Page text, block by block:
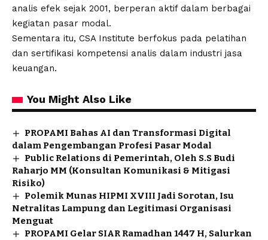
analis efek sejak 2001, berperan aktif dalam berbagai
kegiatan pasar modal.
Sementara itu, CSA Institute berfokus pada pelatihan
dan sertifikasi kompetensi analis dalam industri jasa
keuangan.
You Might Also Like
PROPAMI Bahas AI dan Transformasi Digital
dalam Pengembangan Profesi Pasar Modal
Public Relations di Pemerintah, Oleh S.S Budi
Raharjo MM (Konsultan Komunikasi & Mitigasi
Risiko)
Polemik Munas HIPMI XVIII Jadi Sorotan, Isu
Netralitas Lampung dan Legitimasi Organisasi
Menguat
PROPAMI Gelar SIAR Ramadhan 1447 H, Salurkan